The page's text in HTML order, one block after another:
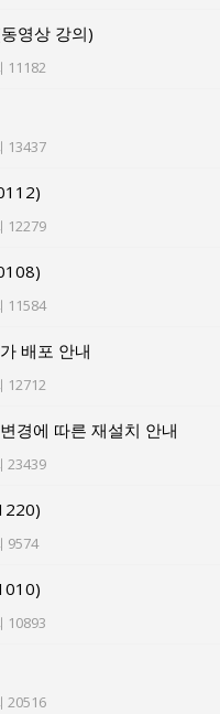
영상 강의)
11182
13437
12279
11584
배포 안내
12712
경에 따른 재설치 안내
23439
9574
10893
20516